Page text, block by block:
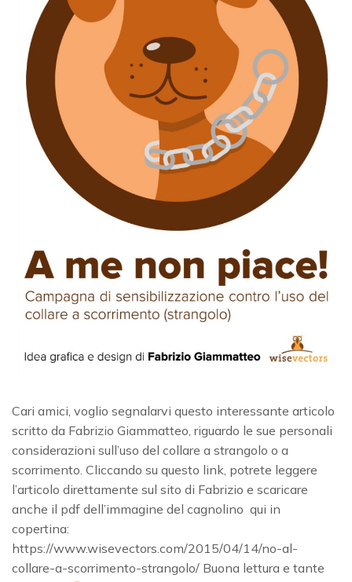
Cari amici, voglio segnalarvi questo interessante articolo
scritto da Fabrizio Giammatteo, riguardo le sue personali
considerazioni sull’uso del collare a strangolo o a
scorrimento. Cliccando su questo link, potrete leggere
l’articolo direttamente sul sito di Fabrizio e scaricare
anche il pdf dell’immagine del cagnolino qui in
copertina:
https://www.wisevectors.com/2015/04/14/no-al-
collare-a-scorrimento-strangolo/ Buona lettura e tante